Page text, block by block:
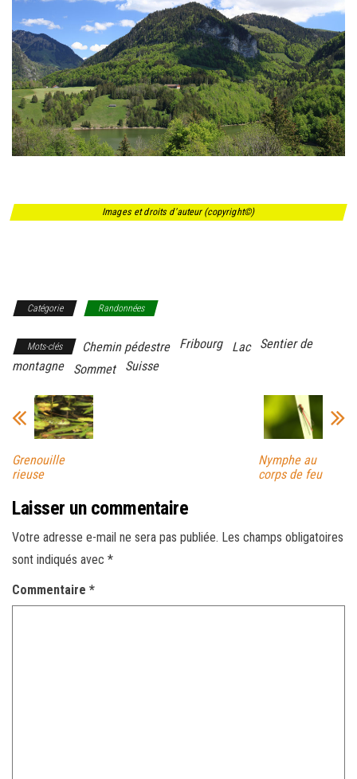
Images et droits d'auteur (copyright©)
Catégorie Randonnées
Mots-clés Chemin pédestre Fribourg Lac
Sentier de
montagne
Sommet Suisse
Grenouille
rieuse
Nymphe au
corps de feu
Laisser un commentaire
Votre adresse e-mail ne sera pas publiée. Les champs obligatoires
sont indiqués avec *
Commentaire *